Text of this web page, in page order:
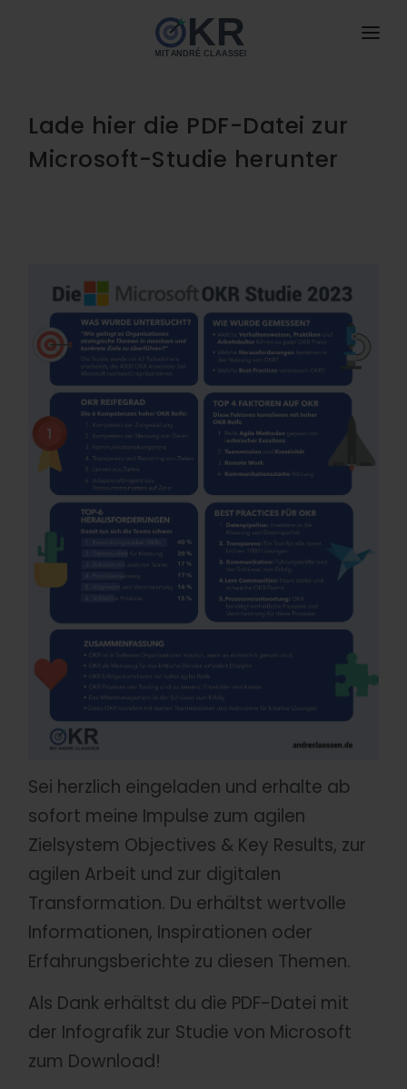
ANGEBOTE neu
BUCH NEU
DOWNLOADS
NEU
BLOG
PODCAST
KONTAKT
Lade hier die PDF-Datei zur
Microsoft-Studie herunter
Sei herzlich eingeladen und erhalte ab
sofort meine Impulse zum agilen
Zielsystem Objectives & Key Results, zur
agilen Arbeit und zur digitalen
Transformation. Du erhältst wertvolle
Informationen, Inspirationen oder
Erfahrungsberichte zu diesen Themen.
Als Dank erhältst du die PDF-Datei mit
der Infografik zur Studie von Microsoft
zum Download!